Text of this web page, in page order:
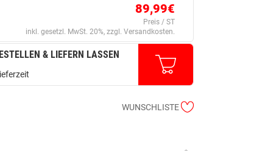
89,99€
Preis / ST
inkl. gesetzl. MwSt. 20%, zzgl. Versandkosten.
& LIEFERN LASSEN
WUNSCHLISTE